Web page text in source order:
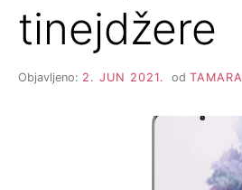
tinejdžere
Objavljeno: 2. JUN 2021. od TAMARA